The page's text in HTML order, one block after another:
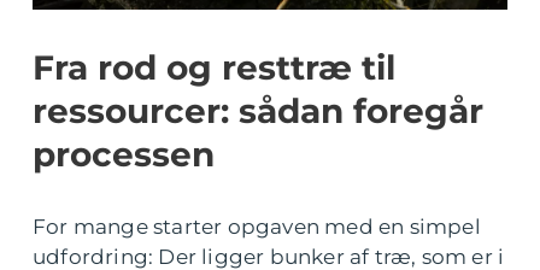
Fra rod og resttræ til
ressourcer: sådan foregår
processen
For mange starter opgaven med en simpel
udfordring: Der ligger bunker af træ, som er i